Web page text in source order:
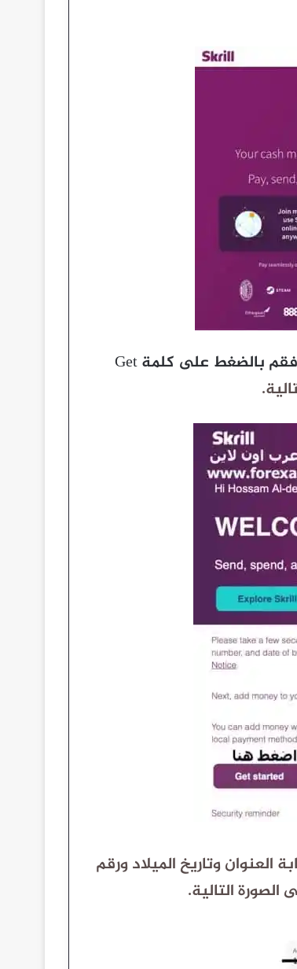
اذهب إلى البريد الالكتروني ستجد رسالة من بنك سكريل فقم بالضغط على كلمة Get
وتاريخ الميلادورقم
التالية.